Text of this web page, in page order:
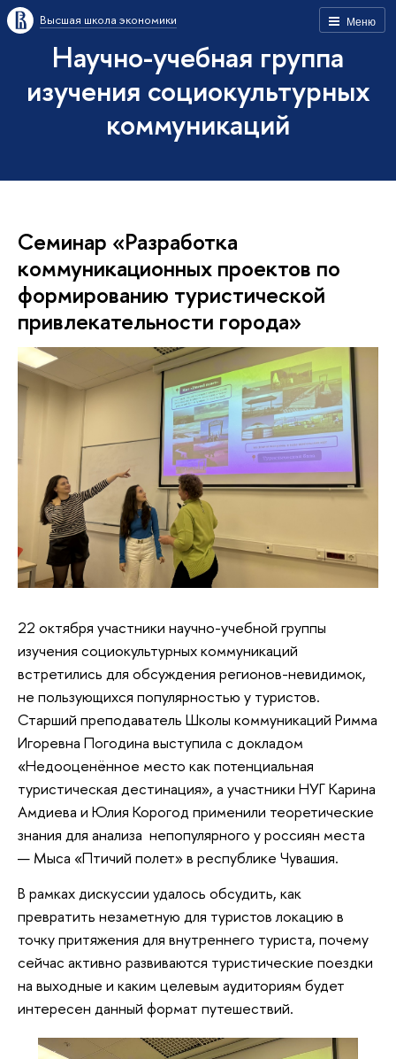
Меню
Высшая школа экономики
Научно-учебная группа
изучения социокультурных
коммуникаций
Семинар «Разработка
коммуникационных проектов по
формированию туристической
привлекательности города»
22 октября участники научно-учебной группы
изучения социокультурных коммуникаций
встретились для обсуждения регионов-невидимок,
не пользующихся популярностью у туристов.
Старший преподаватель Школы коммуникаций Римма
Игоревна Погодина выступила с докладом
«Недооценённое место как потенциальная
туристическая дестинация», а участники НУГ Карина
Амдиева и Юлия Корогод применили теоретические
знания для анализа непопулярного у россиян места
— Мыса «Птичий полет» в республике Чувашия.
В рамках дискуссии удалось обсудить, как
превратить незаметную для туристов локацию в
точку притяжения для внутреннего туриста, почему
сейчас активно развиваются туристические поездки
на выходные и каким целевым аудиториям будет
интересен данный формат путешествий.